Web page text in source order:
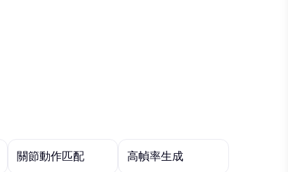
關節動作匹配 高幀率生成